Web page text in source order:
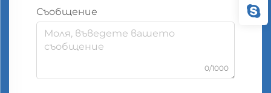
Съобщение
0/1000